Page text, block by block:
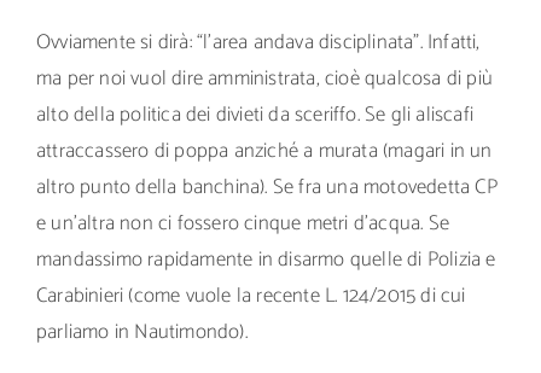
Ovviamente si dirà: “l’area andava disciplinata”. Infatti,
ma per noi vuol dire amministrata, cioè qualcosa di più
alto della politica dei divieti da sceriffo. Se gli aliscafi
attraccassero di poppa anziché a murata (magari in un
altro punto della banchina). Se fra una motovedetta CP
e un’altra non ci fossero cinque metri d’acqua. Se
mandassimo rapidamente in disarmo quelle di Polizia e
Carabinieri (come vuole la recente L. 124/2015 di cui
parliamo in Nautimondo).